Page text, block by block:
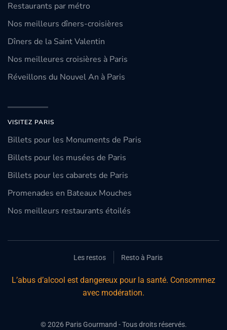
Restaurants par métro
Nos meilleurs dîners-croisières
Dîners de la Saint Valentin
Nos meilleures croisières à Paris
Réveillons du Nouvel An à Paris
VISITEZ PARIS
Billets pour les Monuments de Paris
Billets pour les musées de Paris
Billets pour les cabarets de Paris
Promenades en Bateaux Mouches
Nos meilleurs restaurants étoilés
Les restos Resto à Paris
L’abus d’alcool est dangereux pour la santé. Consommez
avec modération.
©2026Paris Gourmand - Tous droits réservés.